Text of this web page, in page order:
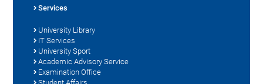
Services
University Library
IT Services
University Sport
Academic Advisory Service
Examination Office